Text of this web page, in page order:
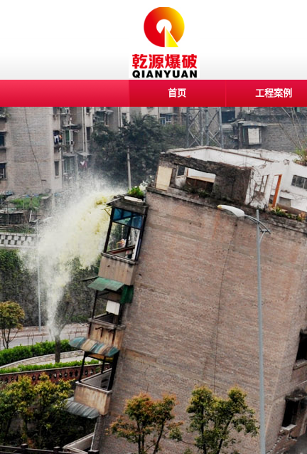
首页 工程案例